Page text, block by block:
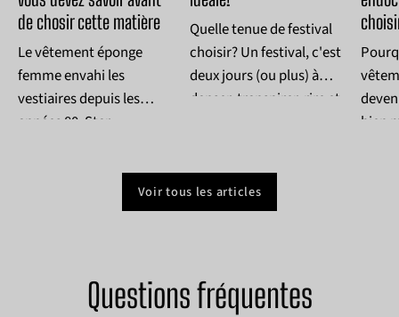
de chosir cette matière
Le vêtement éponge
femme envahi les
vestiaires depuis les
années 80. Star
collections estivales, ce
partout : des studios de
Quelle tenue de festival
choisir? Un festival, c'est
deux jours (ou plus) à
danser, transpirer, rire et
doit donc être aussi
confortable que
spectaculaire et
bien
Voir tous les articles
Questions fréquentes